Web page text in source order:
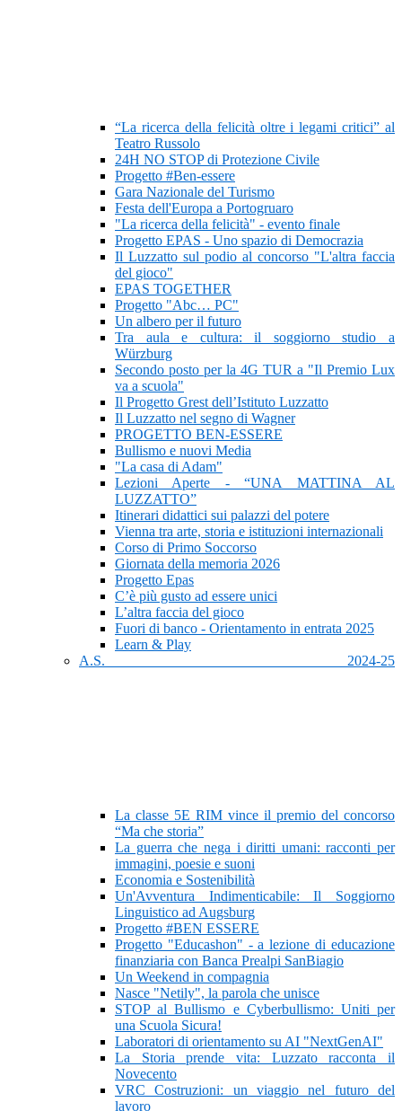
“La ricerca della felicità oltre i legami critici” al
Teatro Russolo
24H NO STOP di Protezione Civile
Progetto #Ben-essere
Gara Nazionale del Turismo
Festa dell'Europa a Portogruaro
"La ricerca della felicità" - evento finale
Progetto EPAS - Uno spazio di Democrazia
Il Luzzatto sul podio al concorso "L'altra faccia
del gioco"
EPAS TOGETHER
Progetto "Abc… PC"
Un albero per il futuro
Tra aula e cultura: il soggiorno studio a
Würzburg
Secondo posto per la 4G TUR a "Il Premio Lux
va a scuola"
Il Progetto Grest dell’Istituto Luzzatto
Il Luzzatto nel segno di Wagner
PROGETTO BEN-ESSERE
Bullismo e nuovi Media
"La casa di Adam"
Lezioni Aperte - “UNA MATTINA AL
LUZZATTO”
Itinerari didattici sui palazzi del potere
Vienna tra arte, storia e istituzioni internazionali
Corso di Primo Soccorso
Giornata della memoria 2026
Progetto Epas
C’è più gusto ad essere unici
L’altra faccia del gioco
Fuori di banco - Orientamento in entrata 2025
Learn & Play
A.S. 2024-25
La classe 5E RIM vince il premio del concorso
“Ma che storia”
La guerra che nega i diritti umani: racconti per
immagini, poesie e suoni
Economia e Sostenibilità
Un'Avventura Indimenticabile: Il Soggiorno
Linguistico ad Augsburg
Progetto #BEN ESSERE
Progetto "Educashon" - a lezione di educazione
finanziaria con Banca Prealpi SanBiagio
Un Weekend in compagnia
Nasce "Netily", la parola che unisce
STOP al Bullismo e Cyberbullismo: Uniti per
una Scuola Sicura!
Laboratori di orientamento su AI "NextGenAI"
La Storia prende vita: Luzzato racconta il
Novecento
VRC Costruzioni: un viaggio nel futuro del
lavoro